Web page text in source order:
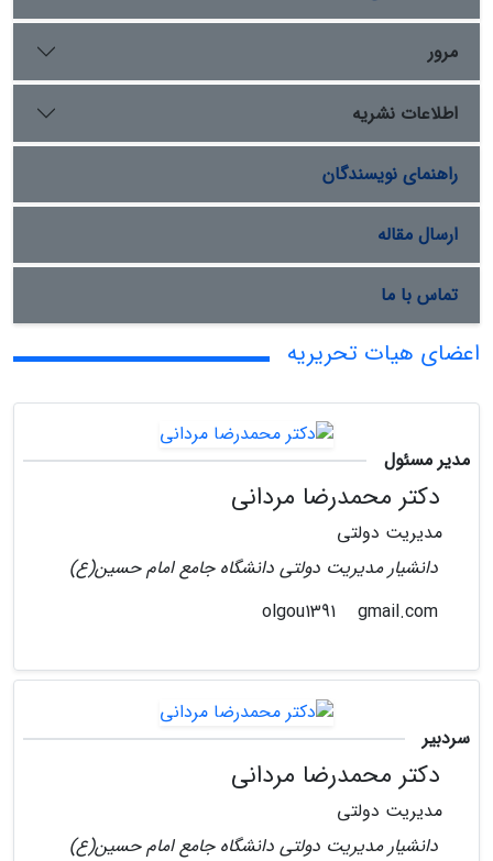
مرور
اطلاعات نشریه
راهنمای نویسندگان
ارسال مقاله
تماس با ما
اعضای هیات تحریریه
مدیر مسئول
دکتر محمدرضا مردانی
مدیریت دولتی
دانشیار مدیریت دولتی دانشگاه جامع امام حسین(ع)
gmail.com
سردبیر
دکتر محمدرضا مردانی
مدیریت دولتی
دانشیار مدیریت دولتی دانشگاه جامع امام حسین(ع)